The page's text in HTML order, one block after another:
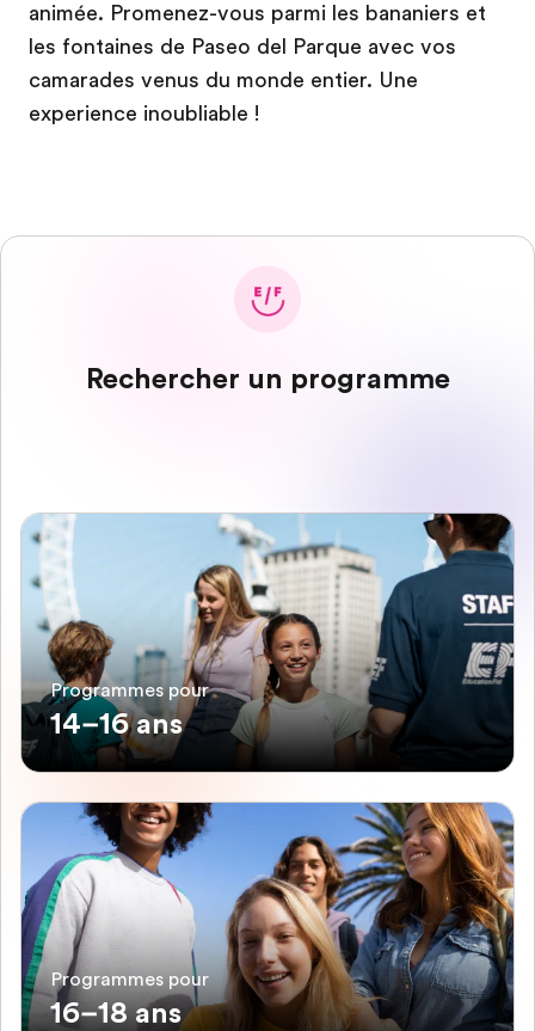
animée. Promenez-vous parmi les bananiers et
les fontaines de Paseo del Parque avec vos
camarades venus du monde entier. Une
experience inoubliable !
Rechercher un programme
Programmes pour
14–16 ans
Programmes pour
16–18 ans